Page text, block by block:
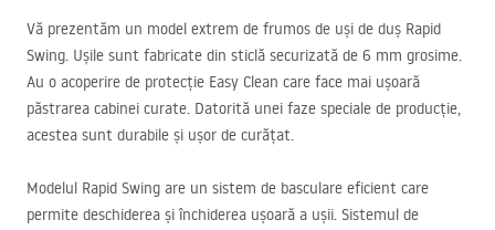
Vă prezentăm un model extrem de frumos de uși de duș Rapid
Swing. Ușile sunt fabricate din sticlă securizată de 6 mm grosime.
Au o acoperire de protecție Easy Clean care face mai ușoară
păstrarea cabinei curate. Datorită unei faze speciale de producție,
acestea sunt durabile și ușor de curățat.
Modelul Rapid Swing are un sistem de basculare eficient care
permite deschiderea și închiderea ușoară a ușii. Sistemul de